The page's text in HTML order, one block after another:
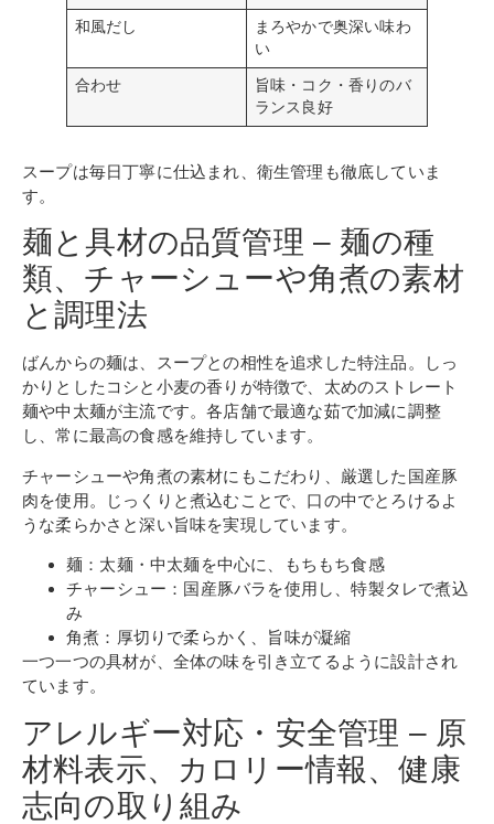
和風だし
まろやかで奥深い味わ
い
合わせ
旨味・コク・香りのバ
ランス良好
スープは毎日丁寧に仕込まれ、衛生管理も徹底していま
す。
麺と具材の品質管理 – 麺の種
類、チャーシューや角煮の素材
と調理法
ばんからの麺は、スープとの相性を追求した特注品。しっ
かりとしたコシと小麦の香りが特徴で、太めのストレート
麺や中太麺が主流です。各店舗で最適な茹で加減に調整
し、常に最高の食感を維持しています。
チャーシューや角煮の素材にもこだわり、厳選した国産豚
肉を使用。じっくりと煮込むことで、口の中でとろけるよ
うな柔らかさと深い旨味を実現しています。
麺：太麺・中太麺を中心に、もちもち食感
チャーシュー：国産豚バラを使用し、特製タレで煮込
み
角煮：厚切りで柔らかく、旨味が凝縮
一つ一つの具材が、全体の味を引き立てるように設計され
ています。
アレルギー対応・安全管理 – 原
材料表示、カロリー情報、健康
志向の取り組み